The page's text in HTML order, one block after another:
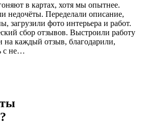
в картах, хотя мы опытнее.
недочёты. Переделали описание,
загрузили фото интерьера и работ.
сбор отзывов. Выстроили работу
на каждый отзыв, благодарили,
с не…